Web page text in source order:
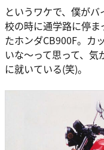
というワケで、僕が
校の時に通学路に停
たホンダCB900F。カ
いな～って思って、
に就いている(笑)。